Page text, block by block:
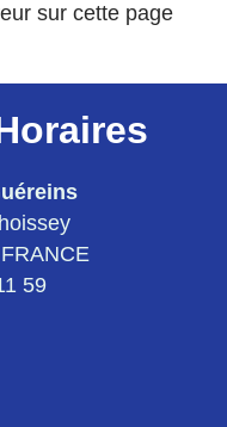
sur cette page
59